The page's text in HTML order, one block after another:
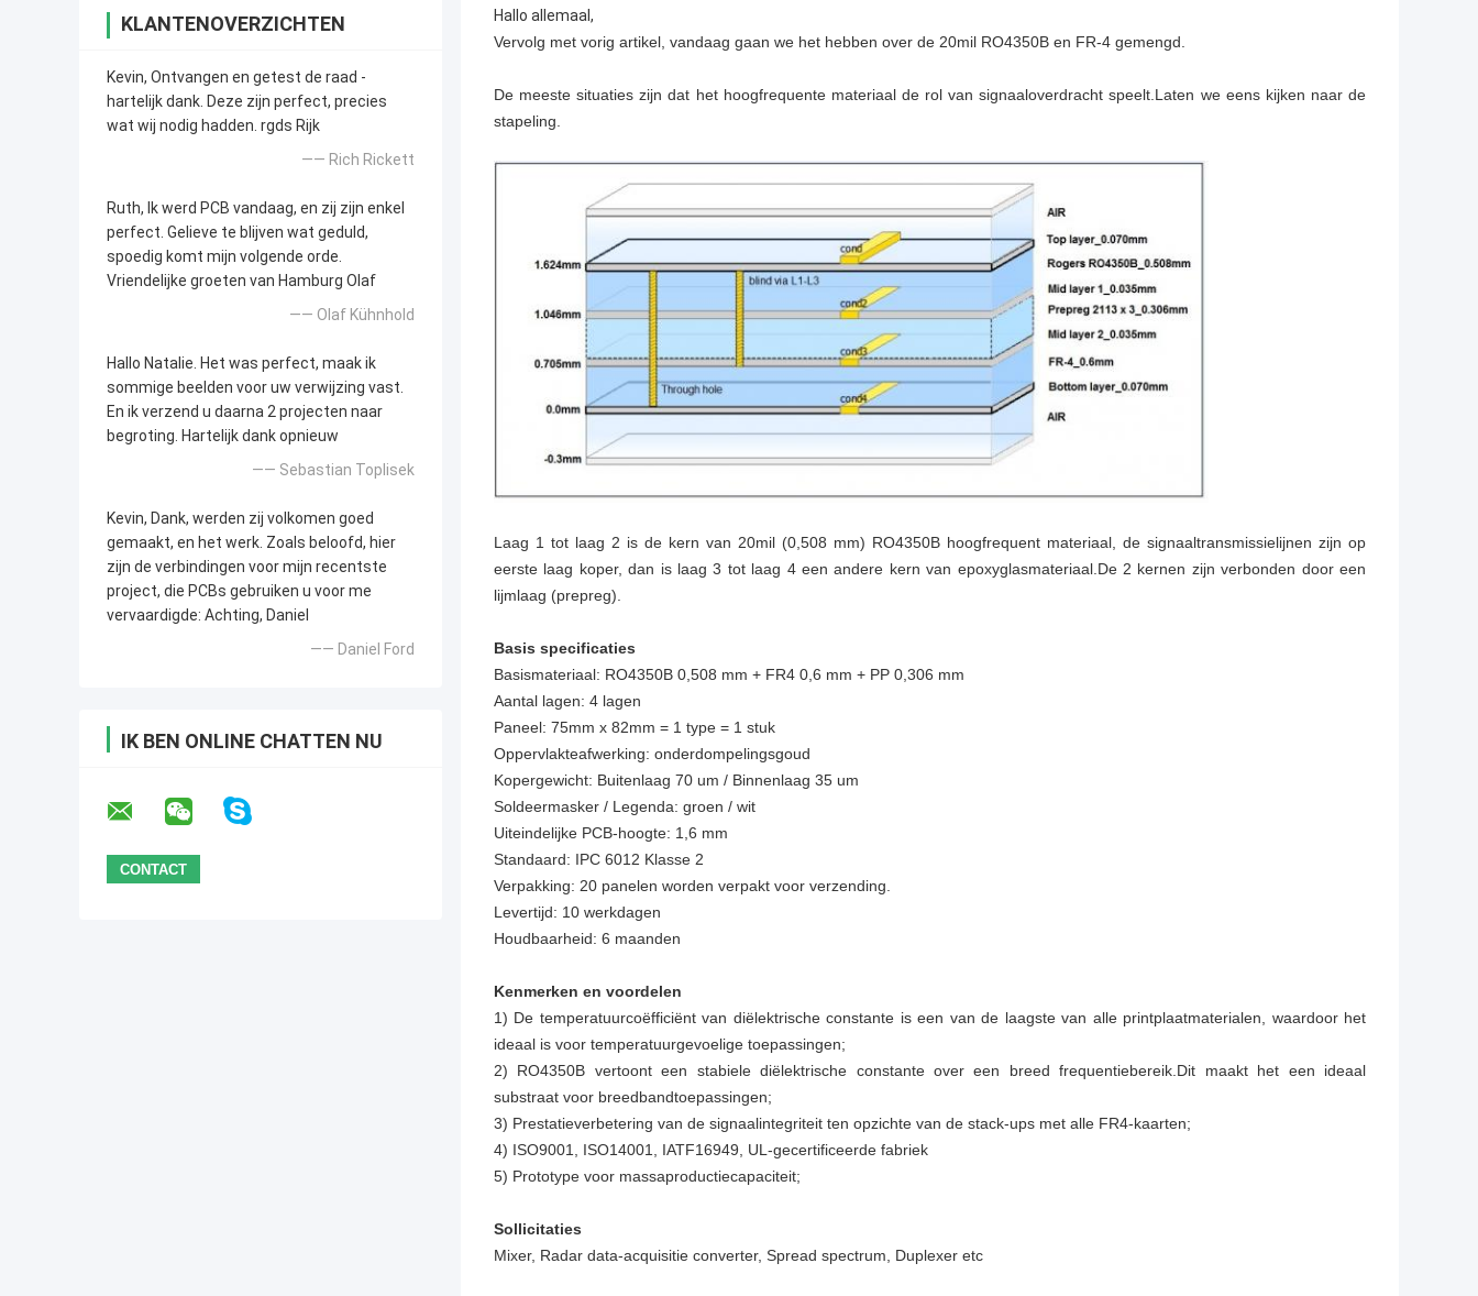
KLANTENOVERZICHTEN
Kevin, Ontvangen en getest de raad -
hartelijk dank. Deze zijn perfect, precies
wat wij nodig hadden. rgds Rijk
—— Rich Rickett
Ruth, Ik werd PCB vandaag, en zij zijn enkel
perfect. Gelieve te blijven wat geduld,
spoedig komt mijn volgende orde.
Vriendelijke groeten van Hamburg Olaf
—— Olaf Kühnhold
Hallo Natalie. Het was perfect, maak ik
sommige beelden voor uw verwijzing vast.
En ik verzend u daarna 2 projecten naar
begroting. Hartelijk dank opnieuw
—— Sebastian Toplisek
Kevin, Dank, werden zij volkomen goed
gemaakt, en het werk. Zoals beloofd, hier
zijn de verbindingen voor mijn recentste
project, die PCBs gebruiken u voor me
vervaardigde: Achting, Daniel
—— Daniel Ford
IK BEN ONLINE CHATTEN NU
Hallo allemaal,
Vervolg met vorig artikel, vandaag gaan we het hebben over de 20mil RO4350B en FR-4 gemengd.
De meeste situaties zijn dat het hoogfrequente materiaal de rol van signaaloverdracht speelt.Laten we eens kijken naar de
stapeling.
Laag 1 tot laag 2 is de kern van 20mil (0,508 mm) RO4350B hoogfrequent materiaal, de signaaltransmissielijnen zijn op
eerste laag koper, dan is laag 3 tot laag 4 een andere kern van epoxyglasmateriaal.De 2 kernen zijn verbonden door een
lijmlaag (prepreg).
Basis specificaties
Basismateriaal: RO4350B 0,508 mm + FR4 0,6 mm + PP 0,306 mm
Aantal lagen: 4 lagen
Paneel: 75mm x 82mm = 1 type = 1 stuk
Oppervlakteafwerking: onderdompelingsgoud
Kopergewicht: Buitenlaag 70 um / Binnenlaag 35 um
Soldeermasker / Legenda: groen / wit
Uiteindelijke PCB-hoogte: 1,6 mm
Standaard: IPC 6012 Klasse 2
Verpakking: 20 panelen worden verpakt voor verzending.
Levertijd: 10 werkdagen
Houdbaarheid: 6 maanden
Kenmerken en voordelen
1) De temperatuurcoëfficiënt van diëlektrische constante is een van de laagste van alle printplaatmaterialen, waardoor het
ideaal is voor temperatuurgevoelige toepassingen;
2) RO4350B vertoont een stabiele diëlektrische constante over een breed frequentiebereik.Dit maakt het een ideaal
substraat voor breedbandtoepassingen;
3) Prestatieverbetering van de signaalintegriteit ten opzichte van de stack-ups met alle FR4-kaarten;
4) ISO9001, ISO14001, IATF16949, UL-gecertificeerde fabriek
5) Prototype voor massaproductiecapaciteit;
Sollicitaties
Mixer, Radar data-acquisitie converter, Spread spectrum, Duplexer etc